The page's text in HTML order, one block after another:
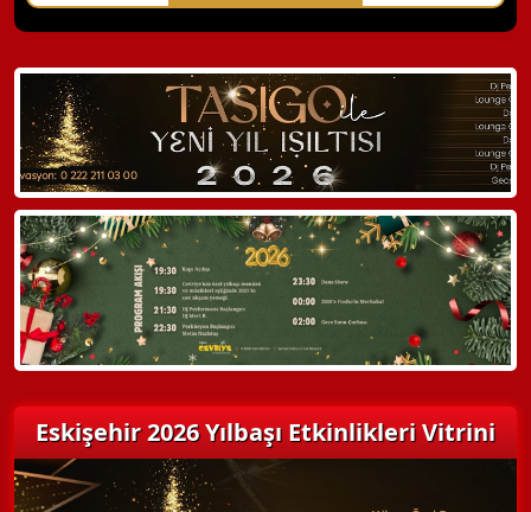
X Kapat
WhatsApp ile Bilgi Alın
Hemen Arayın
Detaylı Bilgi Alın
Eskişehir 2026 Yılbaşı Etkinlikleri Vitrini